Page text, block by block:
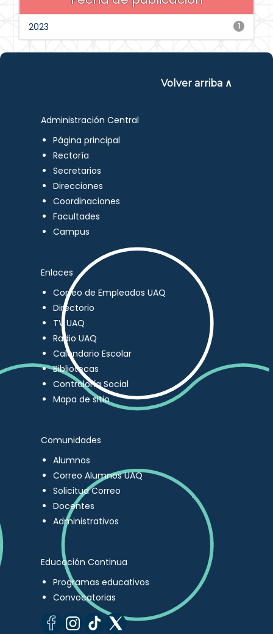
1
2023
Volver arriba ∧
Administración Central
Página principal
Rectoría
Secretarios
Direcciones
Coordinaciones
Facultades
Campus
Enlaces
Correo de Empleados UAQ
Directorio
TV UAQ
Radio UAQ
Calendario Escolar
Bibliotecas
Contraloría Social
Mapa de sitio
Comunidades
Alumnos
Correo Alumnos UAQ
Solicitud Correo
Docentes
Administrativos
Educación Continua
Programas educativos
Convocatorias